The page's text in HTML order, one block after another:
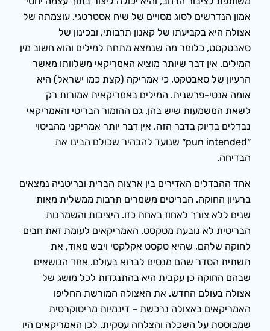
אמון הנדרשים לסוג מסויים של שיח אסטרטגי. עוצמתה של
אצולה היא בקביעתו של קאנון תרבותי, ובכינון של
סאבטקסט, כלומר מה שנמצא מתחת למילים והוא חשוב מין
המילים. אין דבר שיותר מוציא האמריקאי משלוותו מאשר
הרעיון של סאבטקט, כי אמריקה (קצת כמו ישראל) היא
אומה אנטי-פרשנית. המילים באמריקאית אמורות רק
לשאת המשמעות שיש בהן. גם ההומור הבריטי והאמריקאי
נבדלים בדיוק בדבר הזה. אין דבר יותר אמריקני מהביטוי
״pun intended״ שנועד להבהיר שכולם הבינו את
הבדיחה.
אחד ההבדלים האדירים בין ארצות הברית ובריטניה נמצאים
ברעיון החוקה. הבריטים משמרים תרבות ממשלית מאות
שנים ללא צורך לאחוז באחת כזו. היציבות והשמרנות
הבריטית לא נובעת מטקסט. האמריקאים לעומת זאת חבים
לחוקה שלהם, שהיא טקסט אקלקטי ויבש מאוד, את
תשתית הסדר שהם מנסים לברוא בעולם. אחד הנושאים
שבהם החוקה כן עקבית היא בהתנגדות לכל מושג של
אצולה בעולם החדש. את האצולה המורשת החליפו
האמריקאים באצולה נרכשת – דינמיות מריטוקרטית
שמבוססת על השכלה והצלחה עסקית. לכן האמריקאים היו